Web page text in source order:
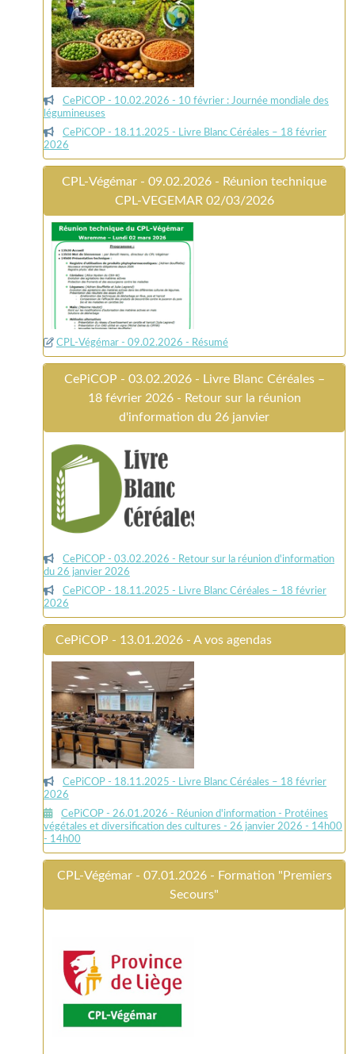
CePiCOP - 10.02.2026 - 10 février : Journée mondiale des
légumineuses
CePiCOP - 18.11.2025 - Livre Blanc Céréales – 18 février
2026
CPL-Végémar - 09.02.2026 - Réunion technique
CPL-VEGEMAR 02/03/2026
CPL-Végémar - 09.02.2026 - Résumé
CePiCOP - 03.02.2026 - Livre Blanc Céréales –
18 février 2026 - Retour sur la réunion
d'information du 26 janvier
CePiCOP - 03.02.2026 - Retour sur la réunion d'information
du 26 janvier 2026
CePiCOP - 18.11.2025 - Livre Blanc Céréales – 18 février
2026
CePiCOP - 13.01.2026 - A vos agendas
CePiCOP - 18.11.2025 - Livre Blanc Céréales – 18 février
2026
CePiCOP - 26.01.2026 - Réunion d'information - Protéines
végétales et diversification des cultures - 26 janvier 2026 - 14h00
- 14h00
CPL-Végémar - 07.01.2026 - Formation "Premiers
Secours"